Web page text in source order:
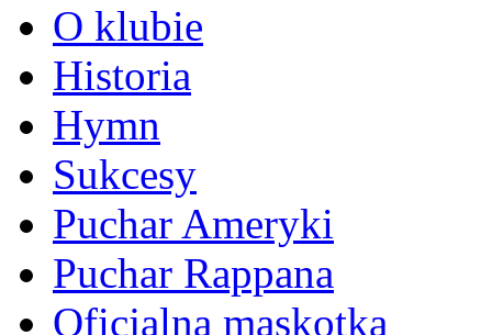
O klubie
Historia
Hymn
Sukcesy
Puchar Ameryki
Puchar Rappana
Oficjalna maskotka